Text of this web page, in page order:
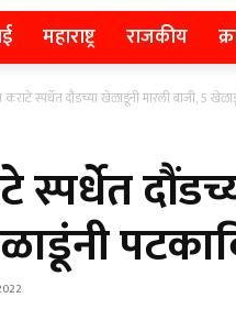
महाराष्ट्र राजकीय
कराटे स्पर्धेत दौंडच्या खेळाडूंनी मारली बाजी, 5
स्पर्धेत